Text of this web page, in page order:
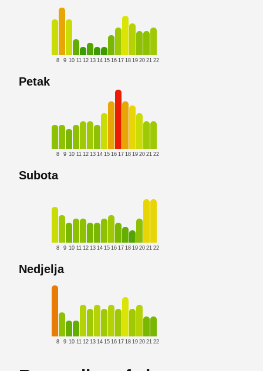
8 9 10 11 12 13 14 15 16 17 18 19 20 21 22
Petak
8 9 10 11 12 13 14 15 16 17 18 19 20 21 22
Subota
8 9 10 11 12 13 14 15 16 17 18 19 20 21 22
Nedjelja
8 9 10 11 12 13 14 15 16 17 18 19 20 21 22